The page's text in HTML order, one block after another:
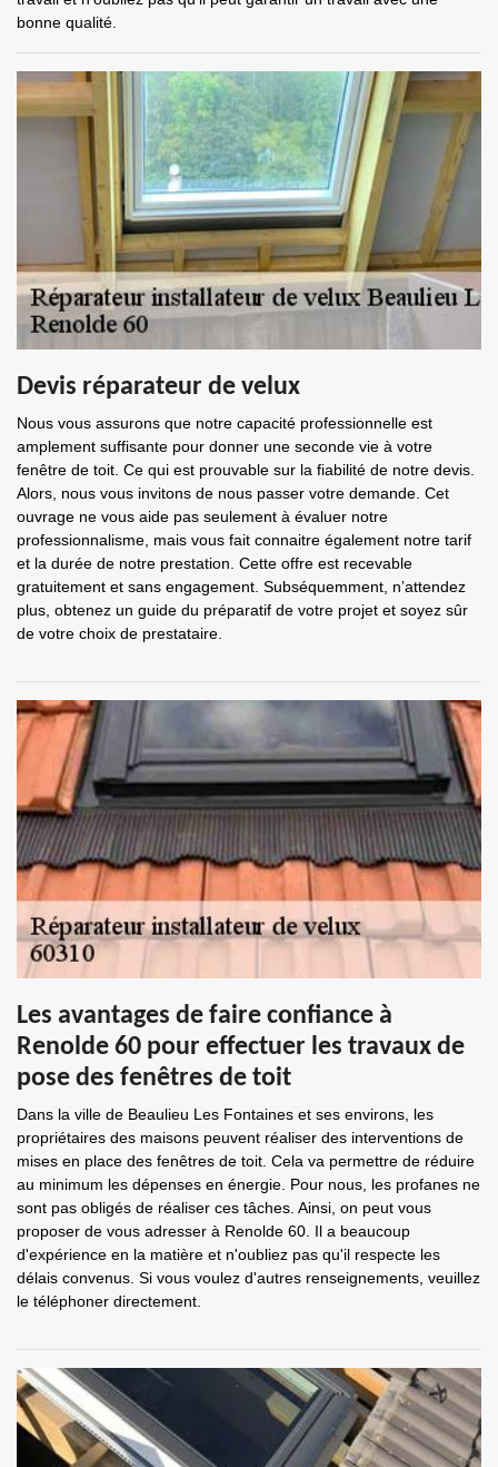
bonne qualité.
Devis réparateur de velux
Nous vous assurons que notre capacité professionnelle est
amplement suffisante pour donner une seconde vie à votre
fenêtre de toit. Ce qui est prouvable sur la fiabilité de notre devis.
Alors, nous vous invitons de nous passer votre demande. Cet
ouvrage ne vous aide pas seulement à évaluer notre
professionnalisme, mais vous fait connaitre également notre tarif
et la durée de notre prestation. Cette offre est recevable
gratuitement et sans engagement. Subséquemment, n’attendez
plus, obtenez un guide du préparatif de votre projet et soyez sûr
de votre choix de prestataire.
Les avantages de faire confiance à
Renolde 60 pour effectuer les travaux de
pose des fenêtres de toit
Dans la ville de Beaulieu Les Fontaines et ses environs, les
propriétaires des maisons peuvent réaliser des interventions de
mises en place des fenêtres de toit. Cela va permettre de réduire
au minimum les dépenses en énergie. Pour nous, les profanes ne
sont pas obligés de réaliser ces tâches. Ainsi, on peut vous
proposer de vous adresser à Renolde 60. Il a beaucoup
d'expérience en la matière et n'oubliez pas qu'il respecte les
délais convenus. Si vous voulez d'autres renseignements, veuillez
le téléphoner directement.